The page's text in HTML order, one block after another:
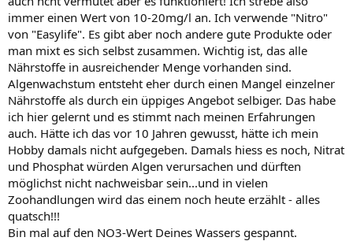
immer einen Wert von 10-20mg/l an. Ich verwende "Nitro"
von "Easylife". Es gibt aber noch andere gute Produkte oder
man mixt es sich selbst zusammen. Wichtig ist, das alle
Nährstoffe in ausreichender Menge vorhanden sind.
Algenwachstum entsteht eher durch einen Mangel einzelner
Nährstoffe als durch ein üppiges Angebot selbiger. Das habe
ich hier gelernt und es stimmt nach meinen Erfahrungen
auch. Hätte ich das vor 10 Jahren gewusst, hätte ich mein
Hobby damals nicht aufgegeben. Damals hiess es noch, Nitrat
und Phosphat würden Algen verursachen und dürften
möglichst nicht nachweisbar sein...und in vielen
Zoohandlungen wird das einem noch heute erzählt - alles
quatsch!!!
Bin mal auf den NO3-Wert Deines Wassers gespannt.